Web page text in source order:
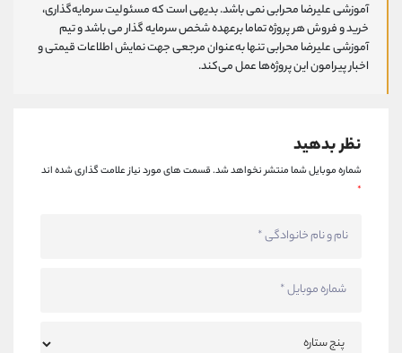
آموزشی علیرضا محرابی نمی باشد. بدیهی است که مسئولیت سرمایه‌گذاری،
خرید و فروش هر پروژه تماما برعهده شخص سرمایه گذار می باشد و تیم
آموزشی علیرضا محرابی تنها به‌عنوان مرجعی جهت نمایش اطلاعات قیمتی و
اخبار پیرامون این پروژه‌‌ها عمل می‌کند.
نظر بدهید
شماره موبایل شما منتشر نخواهد شد.قسمت های مورد نیاز علامت گذاری شده اند
*